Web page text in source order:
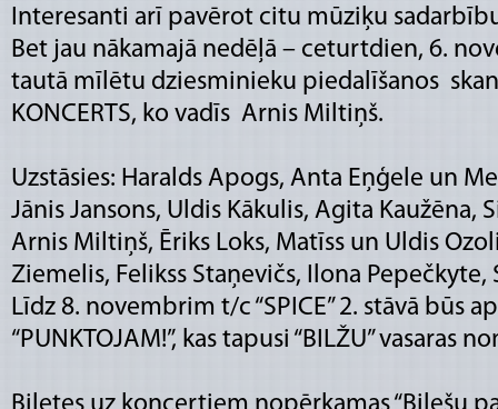
Interesanti arī pavērot citu mūziķu
Bet jau nākamajā nedēļā – ceturtdien, 6.
tautā mīlētu dziesminieku piedalīšanos
KONCERTS, ko vadīs Arnis Miltiņš.
Uzstāsies: Haralds Apogs, Anta Eņģele un
Jānis Jansons, Uldis Kākulis, Agita Kaužēna,
Arnis Miltiņš, Ēriks Loks, Matīss un Uldis
Ziemelis, Felikss Staņevičs, Ilona Pepečkyte,
Līdz 8. novembrim t/c “SPICE” 2. stāvā būs
“PUNKTOJAM!”, kas tapusi “BILŽU” vasaras